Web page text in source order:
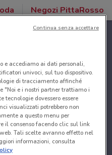
Negozi PittaRosso
e accediamo ai dati personali,
univoci, sul tuo dispositivo.
di tracciamento affinché
"Noi e i nostri partner trattiamo i
tecnologie dovessero essere
visualizzati potrebbero non
a questo menu per
il consenso facendo clic sul link
Tali scelte avranno effetto nel
informazioni, consulta
Continua senza accettare